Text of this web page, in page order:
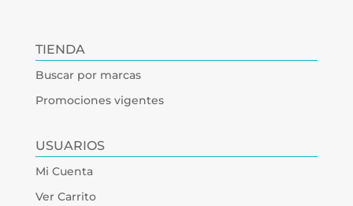
TIENDA
Buscar por marcas
Promociones vigentes
USUARIOS
Mi Cuenta
Ver Carrito